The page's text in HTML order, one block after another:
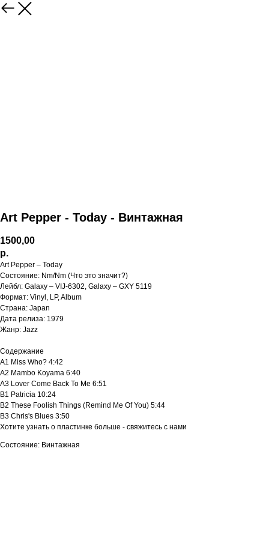
Art Pepper - Today - Винтажная
1500,00
р.
Art Pepper – Today
Состояние: Nm/Nm (Что это значит?)
Лейбл: Galaxy – VIJ-6302, Galaxy – GXY 5119
Формат: Vinyl, LP, Album
Страна: Japan
Дата релиза: 1979
Жанр: Jazz
Содержание
A1 Miss Who? 4:42
A2 Mambo Koyama 6:40
A3 Lover Come Back To Me 6:51
B1 Patricia 10:24
B2 These Foolish Things (Remind Me Of You) 5:44
B3 Chris's Blues 3:50
Хотите узнать о пластинке больше - свяжитесь с нами
Состояние: Винтажная